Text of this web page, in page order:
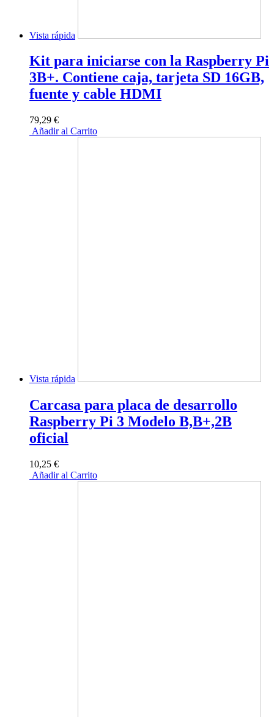
Vista rápida
Kit para iniciarse con la Raspberry Pi
3B+. Contiene caja, tarjeta SD 16GB,
fuente y cable HDMI
79,29 €
Añadir al Carrito
Vista rápida
Carcasa para placa de desarrollo
Raspberry Pi 3 Modelo B,B+,2B
oficial
10,25 €
Añadir al Carrito